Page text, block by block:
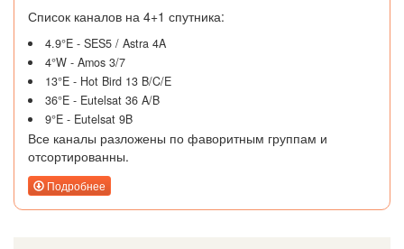
Список каналов на 4+1 спутника:
4.9°E - SES5 / Astra 4A
4°W - Amos 3/7
13°E - Hot Bird 13 B/C/E
36°E - Eutelsat 36 A/B
9°E - Eutelsat 9B
Все каналы разложены по фаворитным группам и
отсортированны.
Подробнее